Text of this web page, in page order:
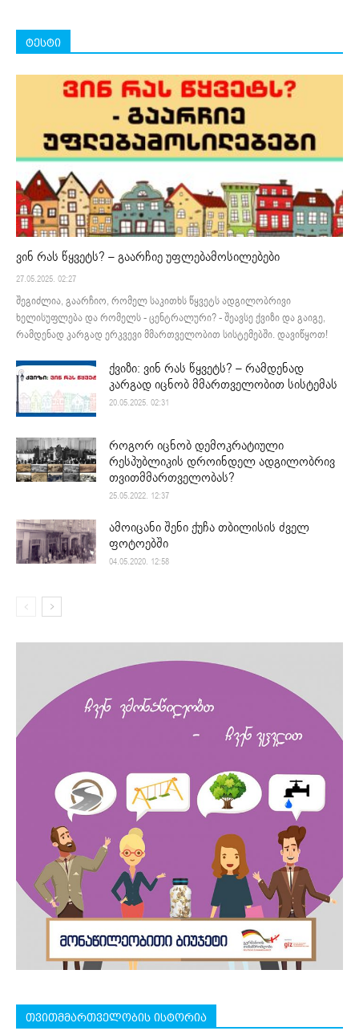
ტესტი
ვინ რას წყვეტს? – გაარჩიე უფლებამოსილებები
27.05.2025. 02:27
შეგიძლია, გაარჩიო, რომელ საკითხს წყვეტს ადგილობრივი
ხელისუფლება და რომელს - ცენტრალური? - შეავსე ქვიზი და გაიგე,
რამდენად კარგად ერკვევი მმართველობით სისტემებში. დავიწყოთ!
ქვიზი: ვინ რას წყვეტს? – რამდენად
კარგად იცნობ მმართველობით სისტემას
20.05.2025. 02:31
როგორ იცნობ დემოკრატიული
რესპუბლიკის დროინდელ ადგილობრივ
თვითმმართველობას?
25.05.2022. 12:37
ამოიცანი შენი ქუჩა თბილისის ძველ
ფოტოებში
04.05.2020. 12:58
თვითმმართველობის ისტორია